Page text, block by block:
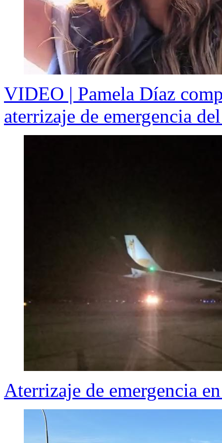
VIDEO | Pamela Díaz
aterrizaje de emergencia
Aterrizaje de emergencia